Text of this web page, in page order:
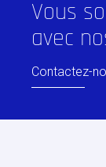
Vous
avec
Contactez-